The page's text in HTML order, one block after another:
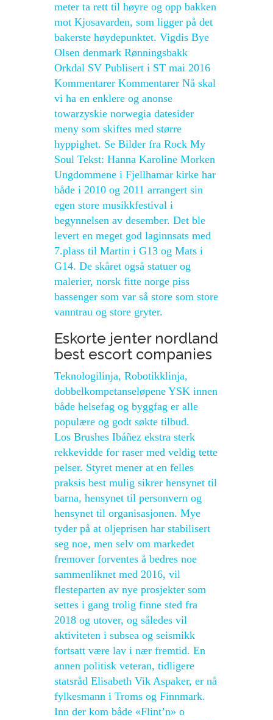
meter ta rett til høyre og opp bakken
mot Kjosavarden, som ligger på det
bakerste høydepunktet. Vigdis Bye
Olsen denmark Rønningsbakk
Orkdal SV Publisert i ST mai 2016
Kommentarer Kommentarer Nå skal
vi ha en enklere og anonse
towarzyskie norwegia datesider
meny som skiftes med større
hyppighet. Se Bilder fra Rock My
Soul Tekst: Hanna Karoline Morken
Ungdommene i Fjellhamar kirke har
både i 2010 og 2011 arrangert sin
egen store musikkfestival i
begynnelsen av desember. Det ble
levert en meget god laginnsats med
7.plass til Martin i G13 og Mats i
G14. De skåret også statuer og
malerier, norsk fitte norge piss
bassenger som var så store som store
vanntrau og store gryter.
Eskorte jenter nordland
best escort companies
Teknologilinja, Robotikklinja,
dobbelkompetanseløpene YSK innen
både helsefag og byggfag er alle
populære og godt søkte tilbud.
Los Brushes Ibáñez ekstra sterk
rekkevidde for raser med veldig tette
pelser. Styret mener at en felles
praksis best mulig sikrer hensynet til
barna, hensynet til personvern og
hensynet til organisasjonen. Mye
tyder på at oljeprisen har stabilisert
seg noe, men selv om markedet
fremover forventes å bedres noe
sammenliknet med 2016, vil
flesteparten av nye prosjekter som
settes i gang trolig finne sted fra
2018 og utover, og således vil
aktiviteten i subsea og seismikk
fortsatt være lav i nær fremtid. En
annen politisk veteran, tidligere
statsråd Elisabeth Vik Aspaker, er nå
fylkesmann i Troms og Finnmark.
Inn der kom både «Flint’n» o